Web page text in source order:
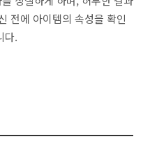
전에 아이템의 속성을 확인
다.